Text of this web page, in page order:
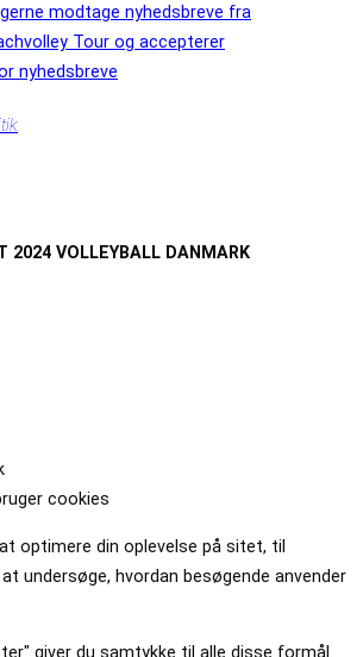
modtage nyhedsbreve fra
Tour og accepterer
nyhedsbreve
2024 VOLLEYBALL DANMARK
cookies
optimere din oplevelse på sitet, til
undersøge, hvordan besøgende anvender
giver du samtykke til alle disse formål.